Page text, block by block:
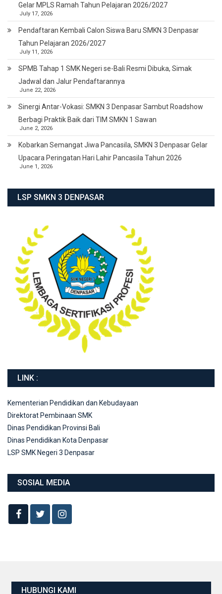
Gelar MPLS Ramah Tahun Pelajaran 2026/2027
July 17, 2026
Pendaftaran Kembali Calon Siswa Baru SMKN 3 Denpasar
Tahun Pelajaran 2026/2027
July 11, 2026
SPMB Tahap 1 SMK Negeri se-Bali Resmi Dibuka, Simak
Jadwal dan Jalur Pendaftarannya
June 22, 2026
Sinergi Antar-Vokasi: SMKN 3 Denpasar Sambut Roadshow
Berbagi Praktik Baik dari TIM SMKN 1 Sawan
June 2, 2026
Kobarkan Semangat Jiwa Pancasila, SMKN 3 Denpasar Gelar
Upacara Peringatan Hari Lahir Pancasila Tahun 2026
June 1, 2026
LSP SMKN 3 DENPASAR
LINK :
Kementerian Pendidikan dan Kebudayaan
Direktorat Pembinaan SMK
Dinas Pendidikan Provinsi Bali
Dinas Pendidikan Kota Denpasar
LSP SMK Negeri 3 Denpasar
SOSIAL MEDIA
HUBUNGI KAMI